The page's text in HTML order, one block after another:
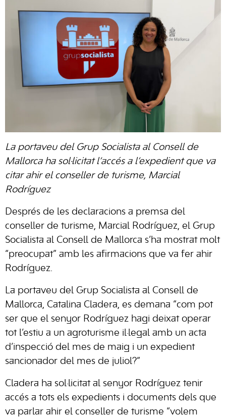
La portaveu del Grup Socialista al Consell de
Mallorca ha sol·licitat l’accés a l’expedient que va
citar ahir el conseller de turisme, Marcial
Rodríguez
Després de les declaracions a premsa del
conseller de turisme, Marcial Rodríguez, el Grup
Socialista al Consell de Mallorca s’ha mostrat molt
“preocupat” amb les afirmacions que va fer ahir
Rodríguez.
La portaveu del Grup Socialista al Consell de
Mallorca, Catalina Cladera, es demana “com pot
ser que el senyor Rodríguez hagi deixat operar
tot l’estiu a un agroturisme il·legal amb un acta
d’inspecció del mes de maig i un expedient
sancionador del mes de juliol?”
Cladera ha sol·licitat al senyor Rodríguez tenir
accés a tots els expedients i documents dels que
va parlar ahir el conseller de turisme “volem